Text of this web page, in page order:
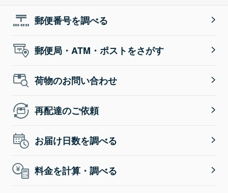
郵便番号を調べる
郵便局・ATM・ポストをさがす
荷物のお問い合わせ
再配達のご依頼
お届け日数を調べる
料金を計算・調べる